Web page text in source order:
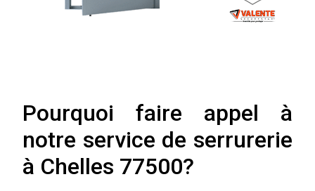
Pourquoi faire appel à
notre service de serrurerie
à Chelles 77500?